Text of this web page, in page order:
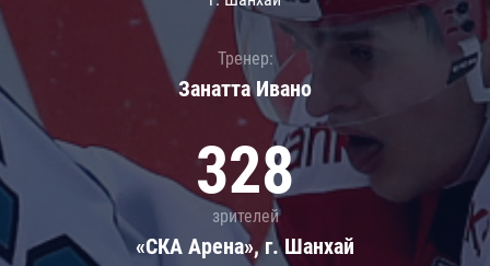
Тренер:
Занатта Иванo
328
зрителей
«СКА Арена», г. Шанхай